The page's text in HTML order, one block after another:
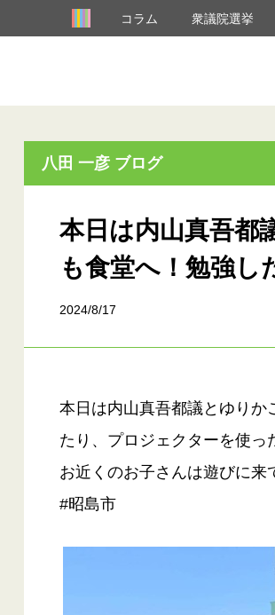
コラム 衆議院選挙
八田 一彦 ブログ
本日は内山真吾都
も食堂へ！勉強し
2024/8/17
本日は内山真吾都議とゆりか
たり、プロジェクターを使っ
お近くのお子さんは遊びに来
#昭島市